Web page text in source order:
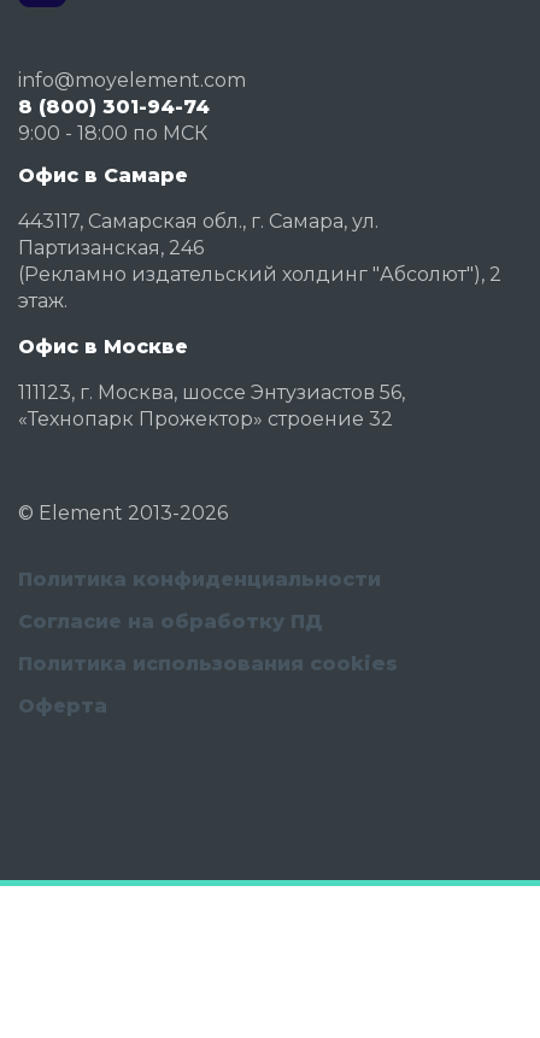
info@moyelement.com
8 (800) 301-94-74
9:00 - 18:00 по МСК
Офис в Самаре
443117, Самарская обл., г. Самара, ул.
Партизанская, 246
(Рекламно издательский холдинг "Абсолют"), 2
этаж.
Офис в Москве
111123, г. Москва, шоссе Энтузиастов 56,
«Технопарк Прожектор» строение 32
© Element 2013-2026
Политика конфиденциальности
Согласие на обработку ПД
Политика использования cookies
Оферта